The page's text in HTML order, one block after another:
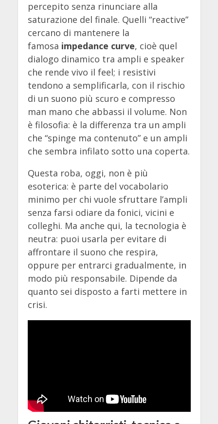
percepito senza rinunciare alla
saturazione del finale. Quelli “reactive”
cercano di mantenere la
famosa impedance curve, cioè quel
dialogo dinamico tra ampli e speaker
che rende vivo il feel; i resistivi
tendono a semplificarla, con il rischio
di un suono più scuro e compresso
man mano che abbassi il volume. Non
è filosofia: è la differenza tra un ampli
che “spinge ma contenuto” e un ampli
che sembra infilato sotto una coperta.
Questa roba, oggi, non è più
esoterica: è parte del vocabolario
minimo per chi vuole sfruttare l’ampli
senza farsi odiare da fonici, vicini e
colleghi. Ma anche qui, la tecnologia è
neutra: puoi usarla per evitare di
affrontare il suono che respira,
oppure per entrarci gradualmente, in
modo più responsabile. Dipende da
quanto sei disposto a farti mettere in
crisi.